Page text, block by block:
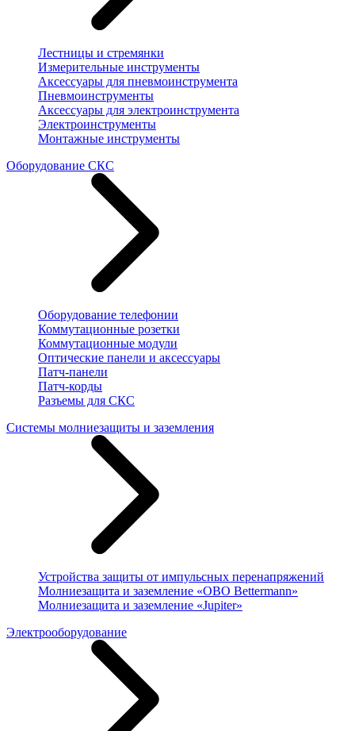
Лестницы и стремянки
Измерительные инструменты
Аксессуары для пневмоинструмента
Пневмоинструменты
Аксессуары для электроинструмента
Электроинструменты
Монтажные инструменты
Оборудование СКС
Оборудование телефонии
Коммутационные розетки
Коммутационные модули
Оптические панели и аксессуары
Патч-панели
Патч-корды
Разъемы для СКС
Системы молниезащиты и заземления
Устройства защиты от импульсных перенапряжений
Молниезащита и заземление «OBO Bettermann»
Молниезащита и заземление «Jupiter»
Электрооборудование